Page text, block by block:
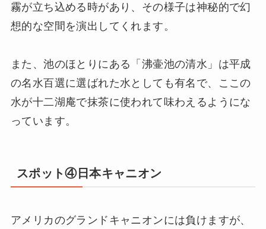
霧が立ち込める時があり、その様子は神秘的で幻
想的な空間を演出してくれます。
また、池のほとりにある「沸壷池の清水」は平成
の名水百選に選ばれた水としても有名で、ここの
水が十二湖庵で抹茶に使われて味わえるようにな
っています。
スポット④日本キャニオン
アメリカのグランドキャニオンには負けますが、